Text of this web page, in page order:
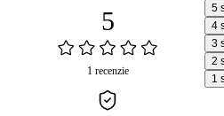
5
1 recenzie
5
4
3
2
1